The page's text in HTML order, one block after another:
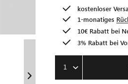
kostenloser
1-monatiges
10€ Rabatt bei
3% Rabatt bei
1